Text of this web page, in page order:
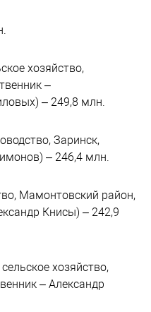
хозяйство,
–
– 249,8 млн.
Заринск,
– 246,4 млн.
Мамонтовский район,
Книсы) – 242,9
хозяйство,
– Александр